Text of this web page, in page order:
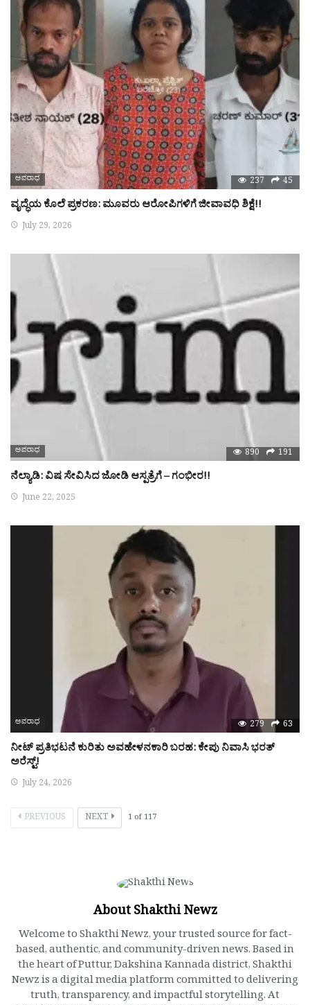
ಅಪರಾಧ 237 45
ವೃದ್ಧೆಯ ಕೊಲೆ ಪ್ರಕರಣ: ಮೂವರು ಆರೋಪಿಗಳಿಗೆ ಜೀವಾವಧಿ ಶಿಕ್ಷೆ!!
July 29, 2026
ಅಪರಾಧ 890 191
ನೆಲ್ಯಾಡಿ: ವಿಷ ಸೇವಿಸಿದ ಜೋಡಿ ಆಸ್ಪತ್ರೆಗೆ – ಗಂಭೀರ!!
June 22, 2025
ಅಪರಾಧ 279 63
ನೀಟ್ ಪ್ರತಿಭಟನೆ ಕುರಿತು ಅವಹೇಳನಕಾರಿ ಬರಹ: ಕೇಪು ನಿವಾಸಿ ಭರತ್
ಅರೆಸ್ಟ್‌!
July 24, 2026
PREVIOUS NEXT 1 of117
About Shakthi Newz
Welcome to Shakthi Newz, your trusted source for fact-
based, authentic, and community-driven news. Based in
the heart of Puttur, Dakshina Kannada district, Shakthi
Newz is a digital media platform committed to delivering
truth, transparency, and impactful storytelling. At